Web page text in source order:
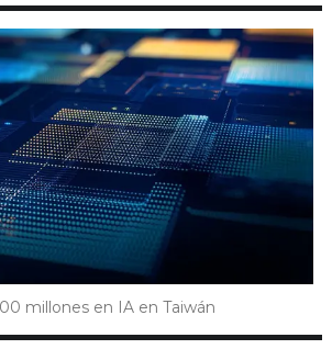
millones en IA en Taiwán